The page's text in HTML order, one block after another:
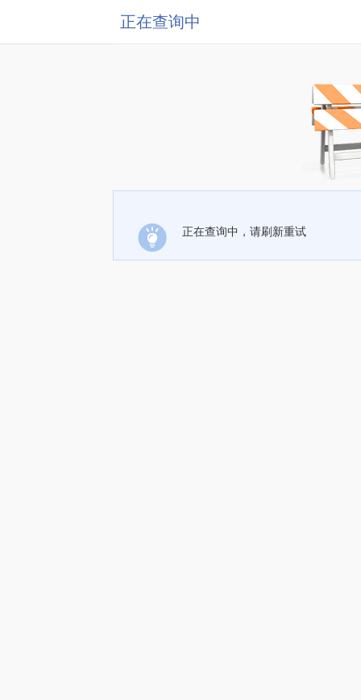
正在查询中
正在查询中，请刷新重试